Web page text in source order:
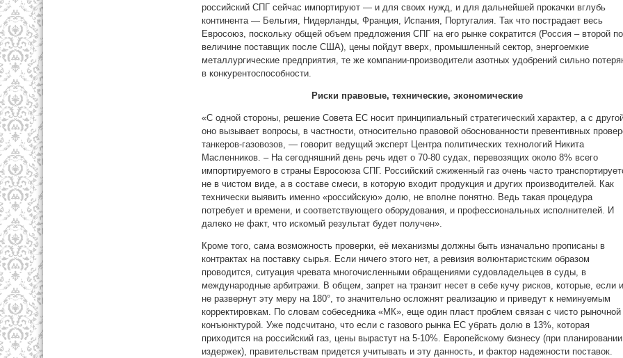
российский СПГ сейчас импортируют — и для своих нужд, и для дальнейшей прокачки вглубь
континента — Бельгия, Нидерланды, Франция, Испания, Португалия. Так что пострадает весь
Евросоюз, поскольку общей объем предложения СПГ на его рынке сократится (Россия – второй по
величине поставщик после США), цены пойдут вверх, промышленный сектор, энергоемкие
металлургические предприятия, те же компании-производители азотных удобрений сильно
в конкурентоспособности.
Риски правовые, технические, экономические
«С одной стороны, решение Совета ЕС носит принципиальный стратегический характер, а с
оно вызывает вопросы, в частности, относительно правовой обоснованности превентивных
танкеров-газовозов, — говорит ведущий эксперт Центра политических технологий Никита
Масленников. – На сегодняшний день речь идет о 70-80 судах, перевозящих около 8% всего
импортируемого в страны Евросоюза СПГ. Российский сжиженный газ очень часто
не в чистом виде, а в составе смеси, в которую входит продукция и других производителей. Как
технически выявить именно «российскую» долю, не вполне понятно. Ведь такая процедура
потребует и времени, и соответствующего оборудования, и профессиональных исполнителей. И
далеко не факт, что искомый результат будет получен».
Кроме того, сама возможность проверки, её механизмы должны быть изначально прописаны в
контрактах на поставку сырья. Если ничего этого нет, а ревизия волюнтаристским образом
проводится, ситуация чревата многочисленными обращениями судовладельцев в суды, в
международные арбитражи. В общем, запрет на транзит несет в себе кучу рисков, которые, если и
не развернут эту меру на 180°, то значительно осложнят реализацию и приведут к неминуемым
корректировкам. По словам собеседника «МК», еще один пласт проблем связан с чисто рыночной
конъюнктурой. Уже подсчитано, что если с газового рынка ЕС убрать долю в 13%, которая
приходится на российский газ, цены вырастут на 5-10%. Европейскому бизнесу (при планировании
издержек), правительствам придется учитывать и эту данность, и фактор надежности поставок.